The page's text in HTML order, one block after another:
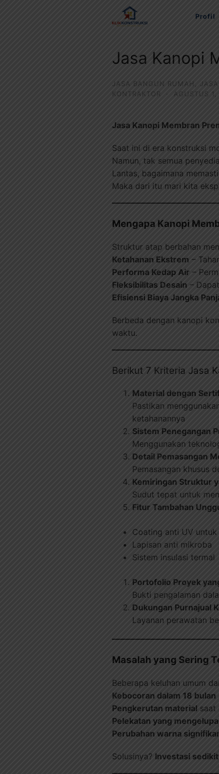
Profil
Jasa Kanopi
JASA BANGUN RUMAH
KONTRAKTOR
· AGUSTUS
Jasa Kanopi Membran
Saat ini di era konstruksi
Namun, tak semua
Lantas, bagaimana
Maka dari itu mari kita
Mengapa Kanopi
Struktur atap berbahan
Ketahanan Ekstrem –
Performa Kedap Air –
Fleksibilitas Desain –
Efisiensi Biaya Jangka
Berbeda dengan kanopi
waktu.
Berikut 7 Kriteria Jasa
Material dengan
Pastikan
ketahanannya
Sistem Penegangan
Menggunakan
Detail Pemasangan
Pemasangan khusus
Kemiringan Struktur
Sudut tepat untuk
Fitur Tambahan
Coating anti UV
Lapisan anti mikroba
Sistem insulasi termal
Portofolio Proyek
Bukti pengalaman
Dukungan Purnajual
Layanan perawatan
Masalah yang Sering
Beberapa keluhan umum
Kebocoran dalam 18 bulan
Pengkerutan material saat
Pelekatan yang
Perubahan warna
Solusinya? Investasi